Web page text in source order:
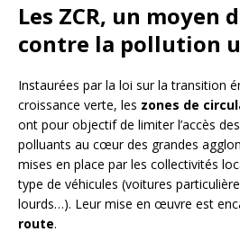
Les ZCR, un moyen
contre la pollution
Instaurées par la loi sur la transition
croissance verte, les zones de
ont pour objectif de limiter l’accès
polluants au cœur des grandes
mises en place par les collectivités
type de véhicules (voitures
lourds…). Leur mise en œuvre est
route.